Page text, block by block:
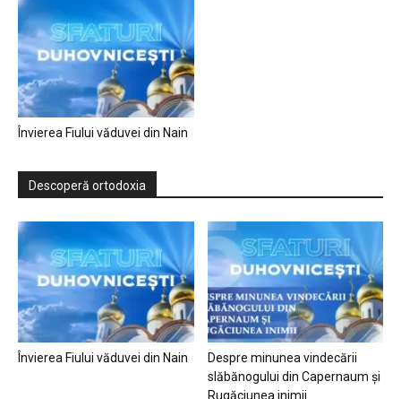
Învierea Fiului văduvei din Nain
Descoperă ortodoxia
Învierea Fiului văduvei din Nain
Despre minunea vindecării
slăbănogului din Capernaum și
Rugăciunea inimii